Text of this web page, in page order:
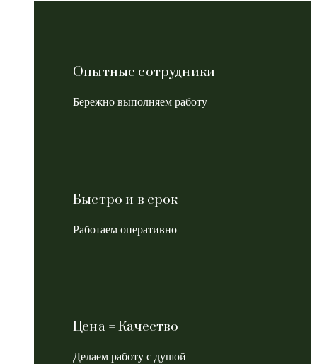
Опытные сотрудники
Бережно выполняем работу
Быстро и в срок
Работаем оперативно
Цена = Качество
Делаем работу с душой